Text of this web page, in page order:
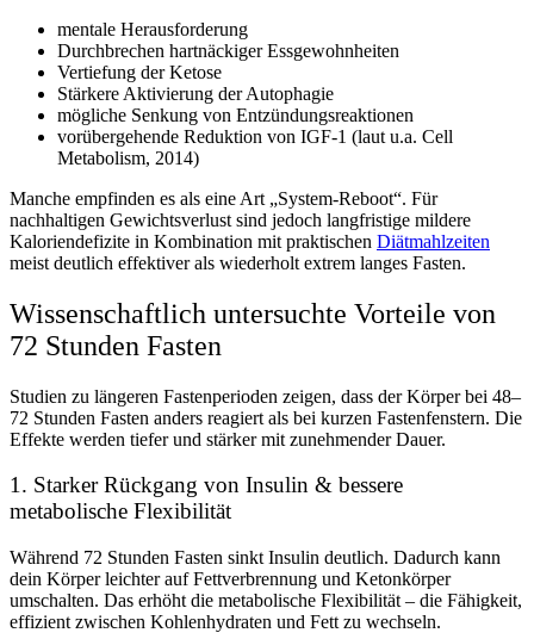
mentale Herausforderung
Durchbrechen hartnäckiger Essgewohnheiten
Vertiefung der Ketose
Stärkere Aktivierung der Autophagie
mögliche Senkung von Entzündungsreaktionen
vorübergehende Reduktion von IGF-1 (laut u.a. Cell
Metabolism, 2014)
Manche empfinden es als eine Art „System-Reboot“. Für
nachhaltigen Gewichtsverlust sind jedoch langfristige mildere
Kaloriendefizite in Kombination mit praktischen Diätmahlzeiten
meist deutlich effektiver als wiederholt extrem langes Fasten.
Wissenschaftlich untersuchte Vorteile von
72 Stunden Fasten
Studien zu längeren Fastenperioden zeigen, dass der Körper bei 48–
72 Stunden Fasten anders reagiert als bei kurzen Fastenfenstern. Die
Effekte werden tiefer und stärker mit zunehmender Dauer.
1. Starker Rückgang von Insulin & bessere
metabolische Flexibilität
Während 72 Stunden Fasten sinkt Insulin deutlich. Dadurch kann
dein Körper leichter auf Fettverbrennung und Ketonkörper
umschalten. Das erhöht die metabolische Flexibilität – die Fähigkeit,
effizient zwischen Kohlenhydraten und Fett zu wechseln.